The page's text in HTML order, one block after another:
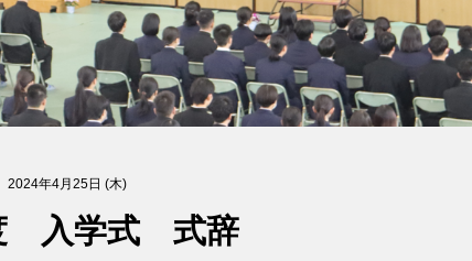
2024年4月25日 (木)
入学式 式辞